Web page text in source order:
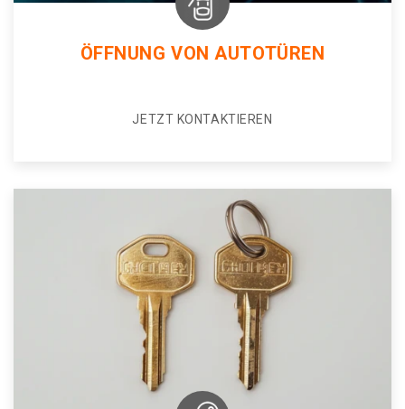
ÖFFNUNG VON AUTOTÜREN
JETZT KONTAKTIEREN